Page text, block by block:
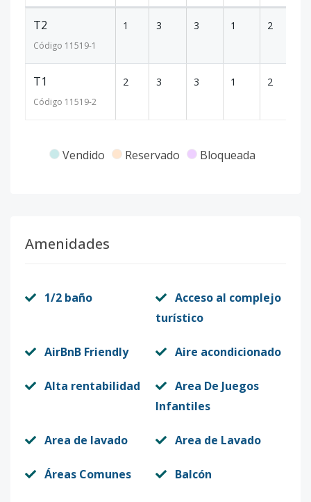
T2
Código 11519-1
1 3 3 1 2
T1
Código 11519-2
2 3 3 1 2
Vendido Reservado Bloqueada
Amenidades
1/2 baño
Acceso al complejo
turístico
AirBnB Friendly Aire acondicionado
Alta rentabilidad
Area De Juegos
Infantiles
Area de lavado Area de Lavado
Áreas Comunes Balcón